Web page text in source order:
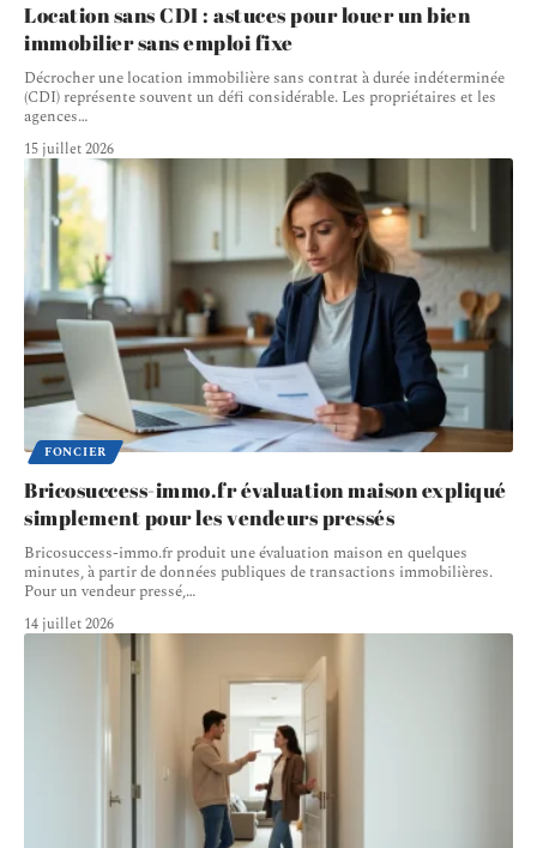
Location sans CDI : astuces pour louer un bien
immobilier sans emploi fixe
Décrocher une location immobilière sans contrat à durée indéterminée
(CDI) représente souvent un défi considérable. Les propriétaires et les
agences…
15 juillet 2026
FONCIER
Bricosuccess-immo.fr évaluation maison expliqué
simplement pour les vendeurs pressés
Bricosuccess-immo.fr produit une évaluation maison en quelques
minutes, à partir de données publiques de transactions immobilières.
Pour un vendeur pressé,…
14 juillet 2026